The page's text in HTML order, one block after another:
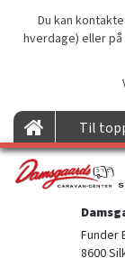
Du kan kontakte
hverdage) eller på
Til
Funder
8600